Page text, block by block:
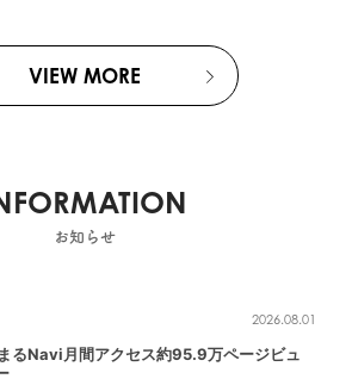
VIEW MORE
お知らせ
2026.08.01
るNavi月間アクセス約95.9万ページビュ